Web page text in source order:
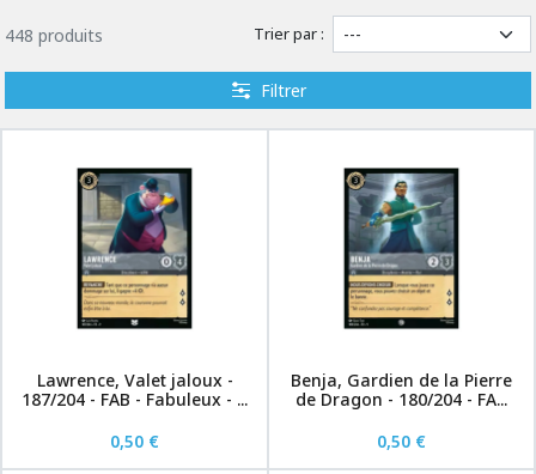
448 produits Trier par :
Filtrer
Lawrence, Valet jaloux -
187/204 - FAB - Fabuleux - ...
0,50 €
Benja, Gardien de la Pierre
de Dragon - 180/204 - FA...
0,50 €